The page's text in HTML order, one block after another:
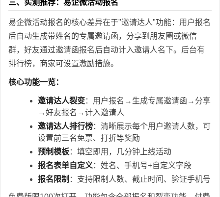
三、实测推荐：易企微活动报名
易企微活动报名的核心差异在于"邀请达人"功能：用户报名
后自动生成带姓名的专属邀请函，分享到朋友圈或微信
群，好友通过邀请函报名后自动计入邀请人名下。后台有
排行榜，商家可设置激励措施。
核心功能一览：
邀请达人裂变：用户报名→生成专属邀请函→分享
→好友报名→计入邀请人
邀请达人排行榜：清晰展示每个用户邀请人数，可
设置前三名免票、打折等奖励
预制模板：填空即用，几分钟上线活动
报名表单自定义 ：姓名、手机号+自定义字段
报名限制 ：支持限制人数、截止时间、验证手机号